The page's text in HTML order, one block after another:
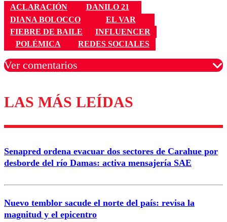
ACLARACIÓN
DANILO 21
DIANA BOLOCCO
EL VAR
FIEBRE DE BAILE
INFLUENCER
POLÉMICA
REDES SOCIALES
Ver comentarios
Los comentarios son moderados para garantizar un
diálogo respetuoso.
Nombre
Correo
LAS MÁS LEÍDAS
Senapred ordena evacuar dos sectores de Carahue por
desborde del río Damas: activa mensajería SAE
Nuevo temblor sacude el norte del país: revisa la
magnitud y el epicentro